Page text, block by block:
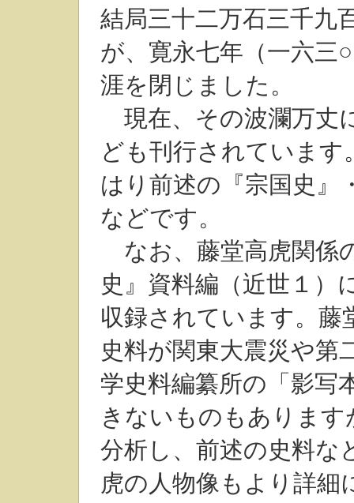
結局三十二万石三千九
が、寛永七年（一六三
涯を閉じました。
現在、その波瀾万丈
ども刊行されていま
はり前述の『宗国史』
などです。
なお、藤堂高虎関係
史』資料編（近世１）
収録されています。藤
史料が関東大震災や第
学史料編纂所の「影写
きないものもありま
分析し、前述の史料な
虎の人物像もより詳